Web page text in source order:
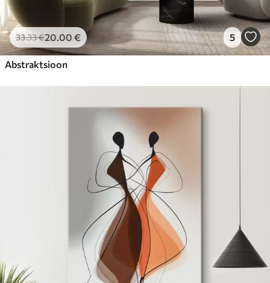
33.33€20.00 € 5
Abstraktsioon